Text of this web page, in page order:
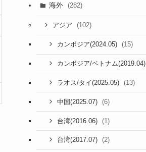
海外 (282)
アジア (102)
カンボジア(2024.05) (15)
カンボジア/ベトナム(2019.04)
ラオス/タイ(2025.05) (13)
中国(2025.07) (6)
台湾(2016.06) (1)
台湾(2017.07) (2)